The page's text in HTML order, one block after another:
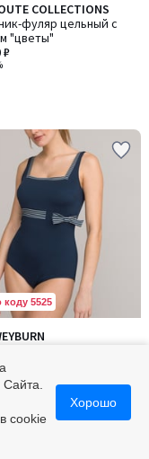
COLLECTIONS
фуляр цельный с
"цветы"
₽
коду 5525
вырезом
cookie
Хорошо